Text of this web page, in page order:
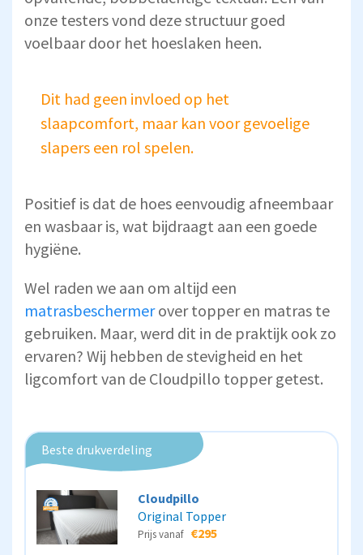
onze testers vond deze structuur goed
voelbaar door het hoeslaken heen.
Dit had geen invloed op het
slaapcomfort, maar kan voor gevoelige
slapers een rol spelen.
Positief is dat de hoes eenvoudig afneembaar
en wasbaar is, wat bijdraagt aan een goede
hygiëne.
Wel raden we aan om altijd een
matrasbeschermerover topper en matras te
gebruiken. Maar, werd dit in de praktijk ook zo
ervaren? Wij hebben de stevigheid en het
ligcomfort van de Cloudpillo topper getest.
Beste drukverdeling
Cloudpillo
Original Topper
Prijs vanaf €295